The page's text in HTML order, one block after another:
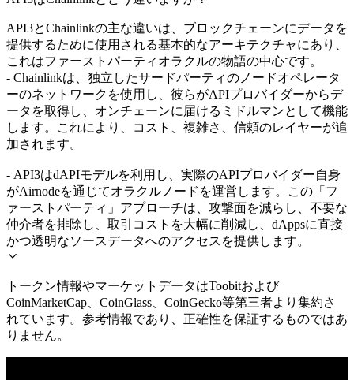
API3とChainlinkの主な違いは、ブロックチェーンにデータを
提供するために使用される基本的なアーキテクチャにあり、
これはファーストパーティオラクルの物語の中心です。
- Chainlinkは、独立したサードパーティのノードオペレータ
ーのネットワークを使用し、彼らがAPIプロバイダーからデ
ータを取得し、オンチェーンに届けるミドルマンとして機能
します。これにより、コスト、複雑さ、信頼のレイヤーが追
加されます。
- API3はdAPIモデルを利用し、実際のAPIプロバイダー自身
がAirnodeを通じてオラクルノードを運営します。この「フ
ァーストパーティ」アプローチは、攻撃面を減らし、不要な
仲介者を排除し、取引コストを大幅に削減し、dAppsに直接
かつ透明なソースデータへのアクセスを提供します。
トークン情報やマーケットデータはToobitおよび
CoinMarketCap、CoinGlass、CoinGecko等第三者より集約さ
れています。参考情報であり、正確性を保証するものではあ
りません。